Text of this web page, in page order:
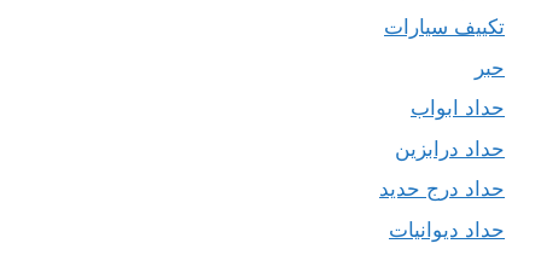
تكييف سيارات
حبر
حداد ابواب
حداد درابزين
حداد درج حديد
حداد ديوانيات